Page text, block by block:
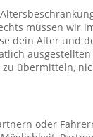
müssen wir
dein Alter und
zu übermitteln,
oder